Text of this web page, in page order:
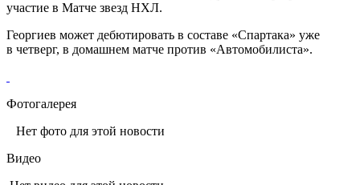
участие в Матче звезд НХЛ.
Георгиев может дебютировать в составе «Спартака» уже
в четверг, в домашнем матче против «Автомобилиста».
Фотогалерея
Нет фото для этой новости
Видео